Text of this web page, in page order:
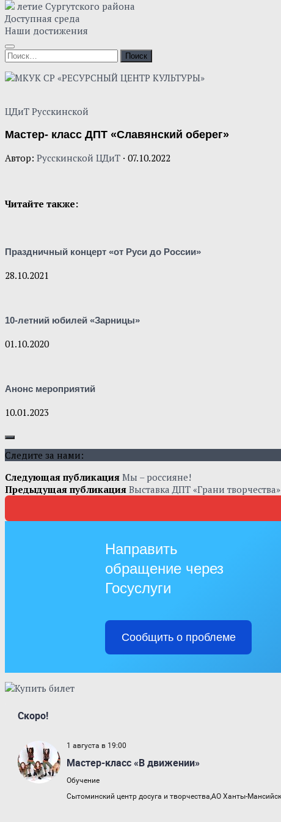
летие Сургутского района
Доступная среда
Наши достижения
ЦДиТ Русскинской
Мастер- класс ДПТ «Славянский оберег»
Автор: Русскинской ЦДиТ · 07.10.2022
Читайте также:
Праздничный концерт «от Руси до России»
28.10.2021
10-летний юбилей «Зарницы»
01.10.2020
Анонс мероприятий
10.01.2023
Следите за нами:
Следующая публикация Мы – россияне!
Предыдущая публикация Выставка ДПТ «Грани творчества»
Направить
обращение через
Госуслуги
Сообщить о проблеме